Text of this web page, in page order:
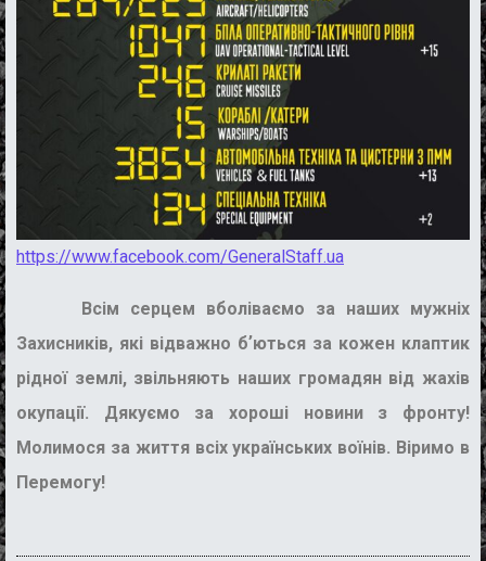
https://www.facebook.com/GeneralStaff.ua
Всім серцем вболіваємо за наших мужніх
Захисників, які відважно бʼються за кожен клаптик
рідної землі, звільняють наших громадян від жахів
окупації. Дякуємо за хороші новини з фронту!
Молимося за життя всіх українських воїнів. Віримо в
Перемогу!